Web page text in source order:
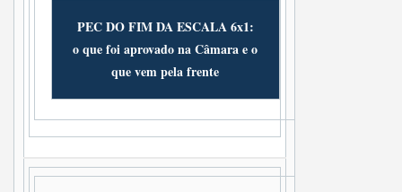
PEC DO FIM DA ESCALA 6x1:
o que foi aprovado na Câmara e o
que vem pela frente